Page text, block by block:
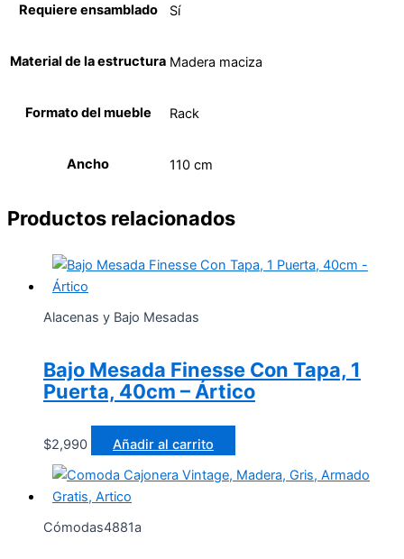
Requiere ensamblado Sí
Material de la estructura Madera maciza
Formato del mueble Rack
Ancho 110 cm
Productos relacionados
Alacenas y Bajo Mesadas
Bajo Mesada Finesse Con Tapa, 1
Puerta, 40cm – Ártico
$2,990 Añadir al carrito
Cómodas4881a